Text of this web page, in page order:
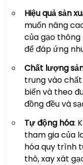
Hiệu quả sản
muốn nâng
của gạo thông
để đáp ứng
Chất lượng
trung vào
biến và theo
đồng đều và
Tự động hóa:
tham gia của
hóa quy trình
thô, xay xát